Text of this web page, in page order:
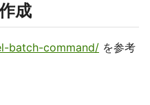
成
batch-command/ を参考